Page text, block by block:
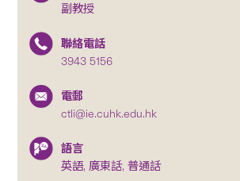
副教授
聯絡電話
3943 5156
電郵
ctli@ie.cuhk.edu.hk
語言
英語, 廣東話, 普通話